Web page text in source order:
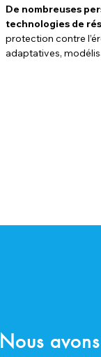
De nombreuses
technologies de
protection contre
adaptatives,
Nous